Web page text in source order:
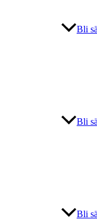
Bli
Bli
Bli